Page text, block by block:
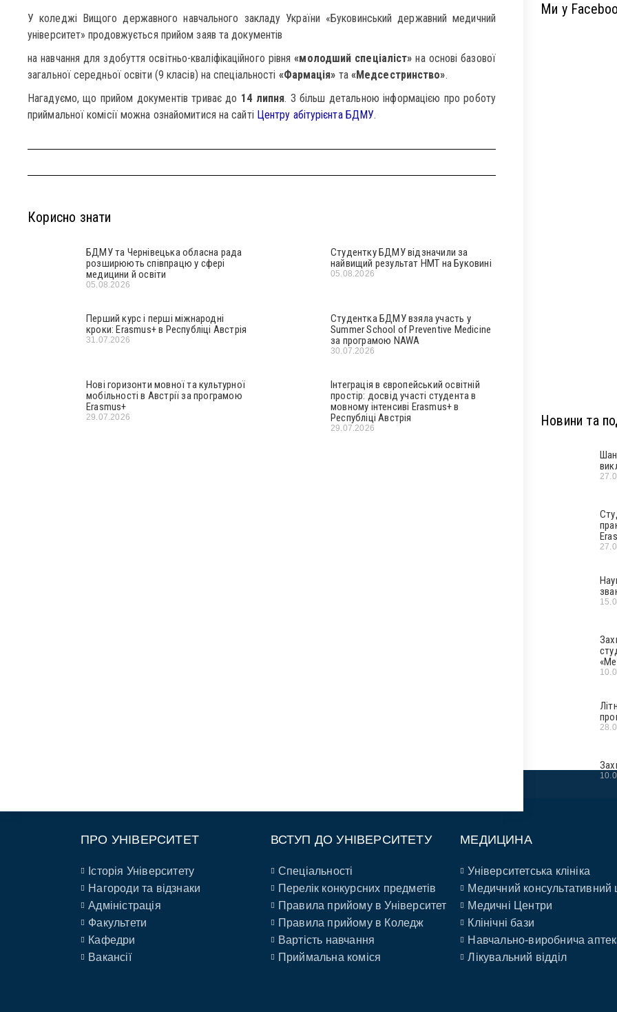
У коледжі Вищого державного навчального закладу України «Буковинський державний медичний
університет» продовжується прийом заяв та документів
на навчання для здобуття освітньо-кваліфікаційного рівня«молодший спеціаліст» на основі базової
загальної середньої освіти (9 класів) на спеціальності «Фармація» та «Медсестринство».
Нагадуємо, що прийом документів триває до 14 липня. З більш детальною інформацією про роботу
приймальної комісії можна ознайомитися на сайті Центру абітурієнта БДМУ.
Корисно знати
БДМУ та Чернівецька обласна рада
розширюють співпрацю у сфері
медицини й освіти
05.08.2026
Студентку БДМУ відзначили за
найвищий результат НМТ на Буковині
05.08.2026
Перший курс і перші міжнародні
кроки: Erasmus+ в Республіці Австрія
31.07.2026
Студентка БДМУ взяла участь у
Summer School of Preventive Medicine
за програмою NAWA
30.07.2026
Нові горизонти мовної та культурної
мобільності в Австрії за програмою
Erasmus+
29.07.2026
Інтеграція в європейський освітній
простір: досвід участі студента в
мовному інтенсиві Erasmus+ в
Республіці Австрія
29.07.2026
Ми у
Новини та
ПРО УНІВЕРСИТЕТ
Історія Університету
Нагороди та відзнаки
Адміністрація
Факультети
Кафедри
Вакансії
ВСТУП ДО УНІВЕРСИТЕТУ
Спеціальності
Перелік конкурсних предметів
Правила прийому в Університет
Правила прийому в Коледж
Вартість навчання
Приймальна коміся
МЕДИЦИНА
Університетська клініка
Медичний консультативний
Медичні Центри
Клінічні бази
Навчально-виробнича
Лікувальний відділ